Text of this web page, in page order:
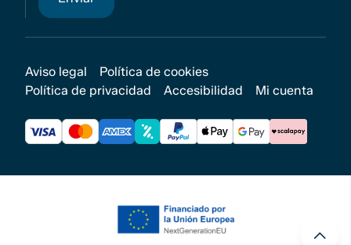
Aviso legal
Política de cookies
Política de privacidad
Accesibilidad Mi cuenta